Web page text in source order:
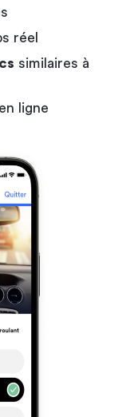
réel
similaires à
ligne